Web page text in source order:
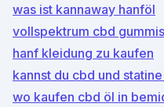
was ist kannaway hanföl
vollspektrum cbd
hanf kleidung zu kaufen
kannst du cbd und
wo kaufen cbd öl in